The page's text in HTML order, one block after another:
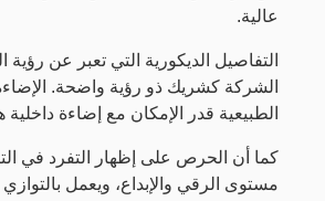
عالية.
التفاصيل الديكورية التي تعبر عن
الشركة كشريك ذو رؤية واضحة.
الطبيعية قدر الإمكان مع إضاءة داخلية
كما أن الحرص على إظهار التفرد في
مستوى الرقي والإبداع، ويعمل